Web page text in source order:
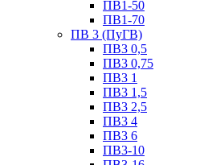
ПВ1-50
ПВ1-70
ПВ 3 (ПуГВ)
ПВ3 0,5
ПВ3 0,75
ПВ3 1
ПВ3 1,5
ПВ3 2,5
ПВ3 4
ПВ3 6
ПВ3-10